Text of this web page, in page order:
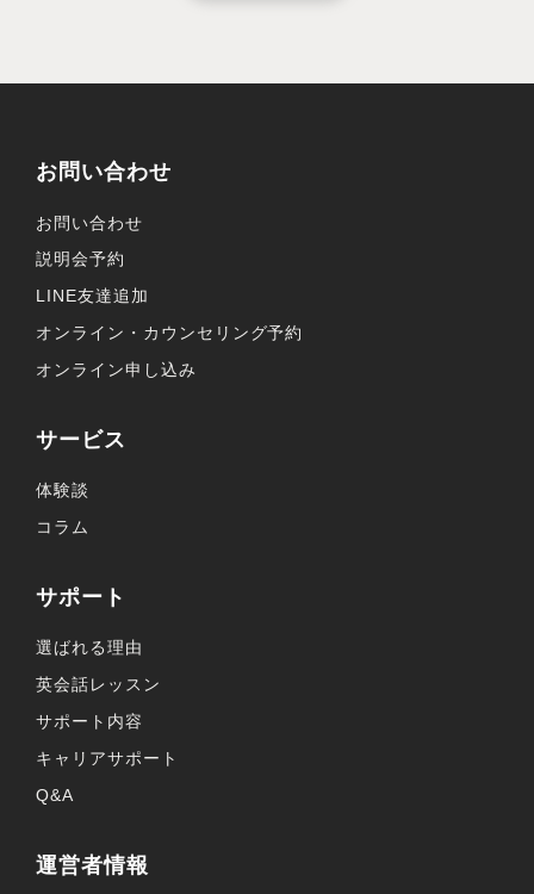
お問い合わせ
お問い合わせ
説明会予約
LINE友達追加
オンライン・カウンセリング予約
オンライン申し込み
サービス
体験談
コラム
サポート
選ばれる理由
英会話レッスン
サポート内容
キャリアサポート
Q&A
運営者情報